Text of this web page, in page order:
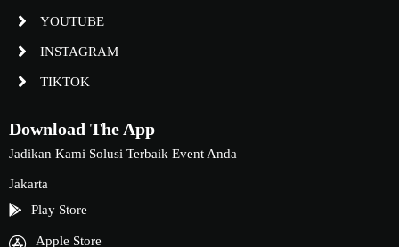
YOUTUBE
INSTAGRAM
TIKTOK
Download The App
Jadikan Kami Solusi Terbaik Event Anda
Jakarta
Play Store
Apple Store